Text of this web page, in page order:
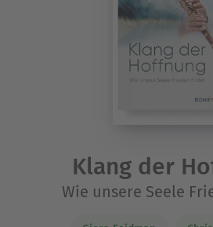
Klang der
Wie unsere Seele